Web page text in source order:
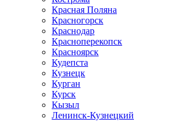
Красная Поляна
Красногорск
Краснодар
Красноперекопск
Красноярск
Кудепста
Кузнецк
Курган
Курск
Кызыл
Ленинск-Кузнецкий